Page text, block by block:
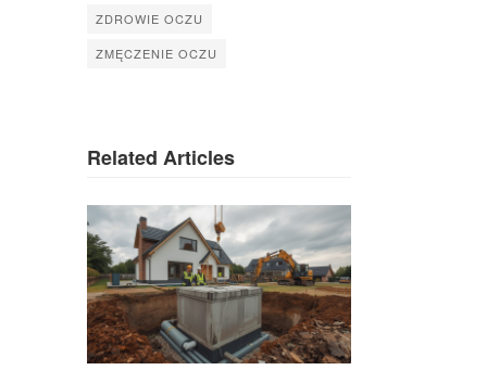
ZDROWIE OCZU
ZMĘCZENIE OCZU
Related Articles